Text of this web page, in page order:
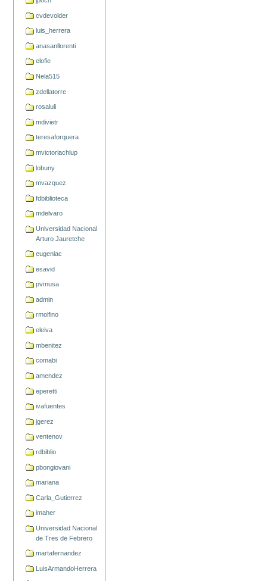
cvdevolder
luis_herrera
anasanllorenti
elofie
Nela515
zdellatorre
rosaluli
mdivietr
teresaforquera
mvictoriachlup
lobuny
mvazquez
fdbiblioteca
mdelvaro
Universidad Nacional
Arturo Jauretche
eugeniac
esavid
pvmusa
admin
rmolfino
eleiva
mbenitez
comabi
amendez
eperetti
ivafuentes
jgerez
ventenov
rdbiblio
pbongiovani
mariana
Carla_Gutierrez
imaher
Universidad Nacional
de Tres de Febrero
martafernandez
LuisArmandoHerrera